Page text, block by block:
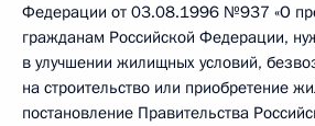
Федерации от 03.08.1996 №937 «О
гражданам Российской Федерации,
в улучшении жилищных условий,
на строительство или приобретение
постановление Правительства